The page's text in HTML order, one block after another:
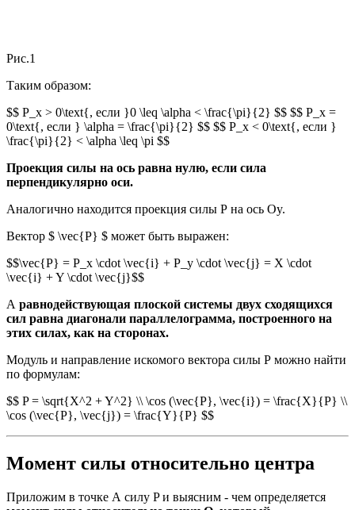
Рис.1
Таким образом:
$$ P_x > 0\text{, если }0 \leq \alpha < \frac{\pi}{2} $$ $$ P_x =
0\text{, если } \alpha = \frac{\pi}{2} $$ $$ P_x < 0\text{, если }
\frac{\pi}{2} < \alpha \leq \pi $$
Проекция силы на ось равна нулю, если сила
перпендикулярно оси.
Аналогично находится проекция силы Р на ось Oy.
Вектор $ \vec{Р} $ может быть выражен:
$$\vec{Р} = P_x \cdot \vec{i} + P_y \cdot \vec{j} = X \cdot
\vec{i} + Y \cdot \vec{j}$$
А равнодействующая плоской системы двух сходящихся
сил равна диагонали параллелограмма, построенного на
этих силах, как на сторонах.
Модуль и направление искомого вектора силы Р можно найти
по формулам:
$$ P = \sqrt{X^2 + Y^2} \\ \cos (\vec{Р}, \vec{i}) = \frac{X}{P} \\
\cos (\vec{Р}, \vec{j}) = \frac{Y}{P} $$
Момент силы относительно центра
Приложим в точке А силу P и выясним - чем определяется